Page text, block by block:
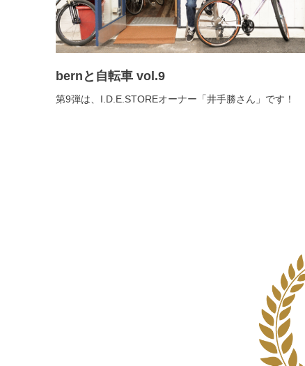
bernと自転車 vol.9
第9弾は、I.D.E.STOREオーナー「井手勝さん」です！